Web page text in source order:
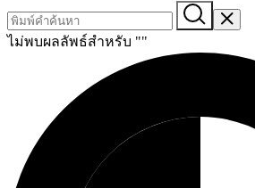
ไม่พบผลลัพธ์สำหรับ ""